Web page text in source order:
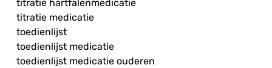
titratie hartfalenmedicatie
titratie medicatie
toedienlijst
toedienlijst medicatie
toedienlijst medicatie ouderen